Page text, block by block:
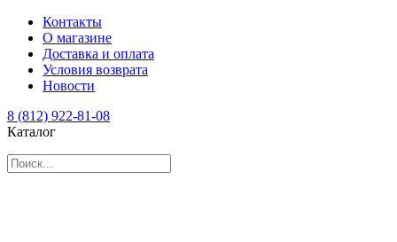
Контакты
О магазине
Доставка и оплата
Условия возврата
Новости
8 (812) 922-81-08
Каталог